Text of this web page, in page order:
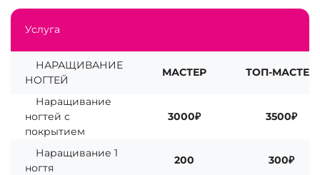
Услуга
НАРАЩИВАНИЕ
НОГТЕЙ
МАСТЕР ТОП-МАСТЕР
Наращивание
ногтей с
покрытием
3000₽ 3500₽
Наращивание 1
ногтя
200 300₽